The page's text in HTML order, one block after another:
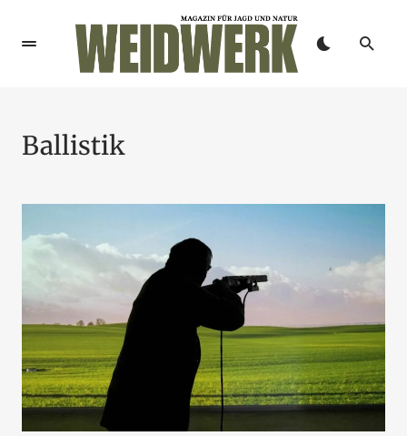
Ballistik